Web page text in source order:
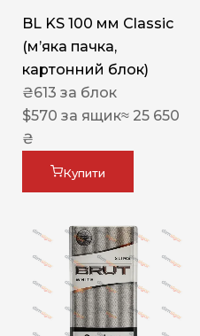
BL KS 100 мм Classic
(м’яка пачка,
картонний блок)
₴613 за блок
$570 за ящик≈ 25 650
₴
Купити